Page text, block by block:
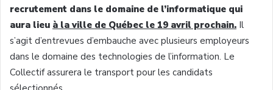
recrutement dans le domaine de l’informatique qui
aura lieu à la ville de Québec le 19 avril prochain. Il
s’agit d’entrevues d’embauche avec plusieurs employeurs
dans le domaine des technologies de l’information. Le
Collectif assurera le transport pour les candidats